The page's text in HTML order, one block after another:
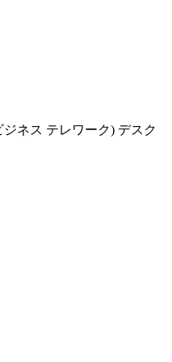
ジネス テレワーク) デスク